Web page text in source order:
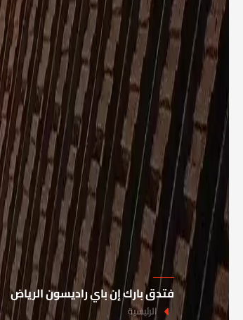
فتدق بارك إن باي راديسون الرياض
الرئيسية